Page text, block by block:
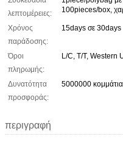
λεπτομέρειες:
100pieces/box,
Χρόνος
παράδοσης:
15days σε 30days
Όροι
πληρωμής:
L/C, T/T, Western
Δυνατότητα
προσφοράς:
5000000
περιγραφή